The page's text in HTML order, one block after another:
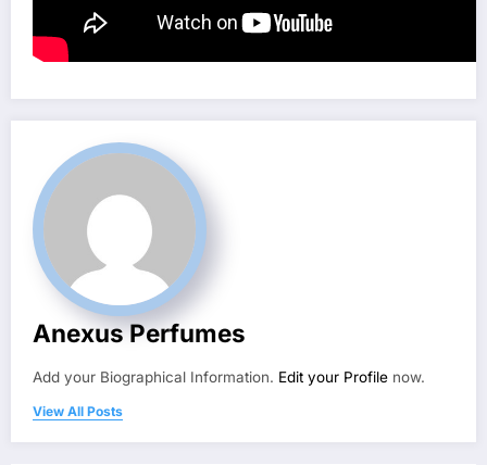
Anexus Perfumes
Add your Biographical Information. Edit your Profile now.
View All Posts